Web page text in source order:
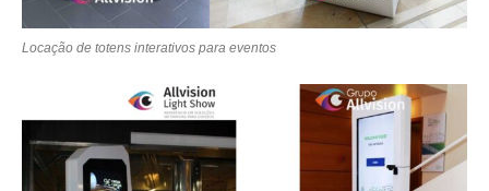
Locação de totens interativos para eventos